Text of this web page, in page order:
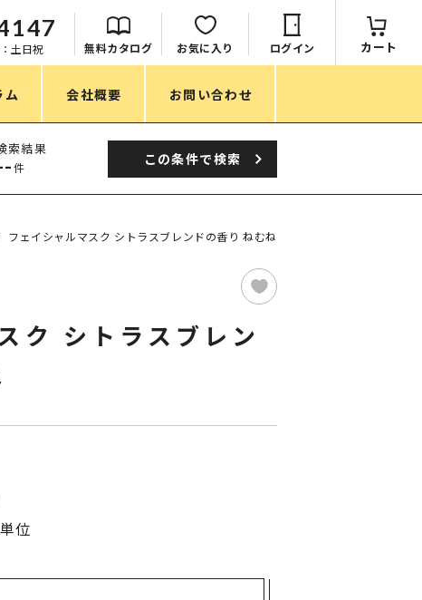
土日祝 無料カタログ お気に入り ログイン カート
ム 会社概要 お問い合わせ
目的・シーン
展示会・イベント特集
索結果
件 この条件で検索
フェイシャルマスク シトラスブレンドの香り ねむね
ク シトラスブレン
位